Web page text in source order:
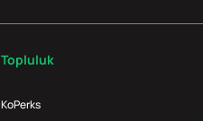
Topluluk
KoPerks